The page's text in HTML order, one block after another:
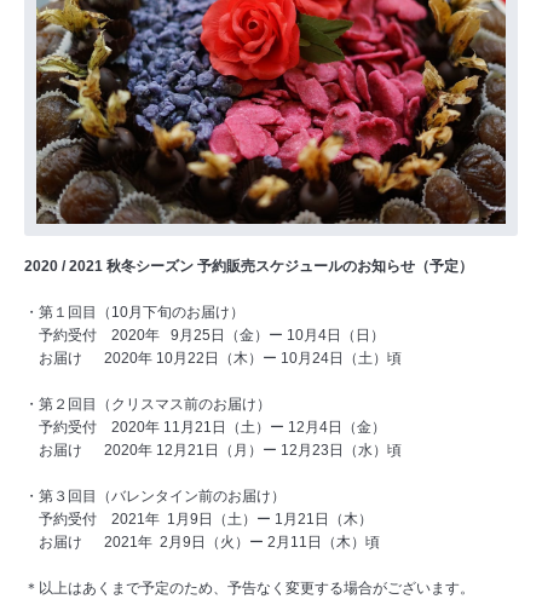
2020 / 2021 秋冬シーズン 予約販売スケジュールのお知らせ（予定）
・第１回目（10月下旬のお届け）
予約受付 2020年 9月25日（金）ー 10月4日（日）
お届け 2020年 10月22日（木）ー 10月24日（土）頃
・第２回目（クリスマス前のお届け）
予約受付 2020年 11月21日（土）ー 12月4日（金）
お届け 2020年 12月21日（月）ー 12月23日（水）頃
・第３回目（バレンタイン前のお届け）
予約受付 2021年 1月9日（土）ー 1月21日（木）
お届け 2021年 2月9日（火）ー 2月11日（木）頃
＊以上はあくまで予定のため、予告なく変更する場合がございます。